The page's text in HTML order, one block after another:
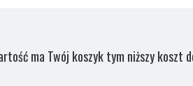
ma Twój koszyk tym niższy koszt